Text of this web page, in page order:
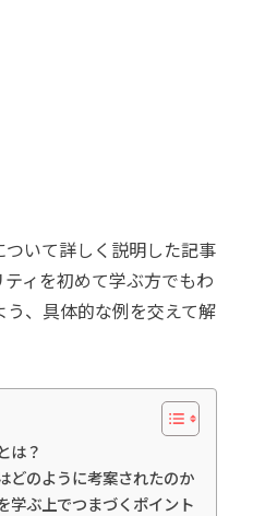
いて詳しく説明した記事
ィを初めて学ぶ方でもわ
、具体的な例を交えて解
は？
どのように考案されたのか
学ぶ上でつまづくポイント